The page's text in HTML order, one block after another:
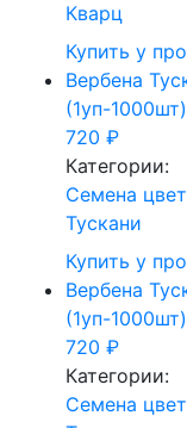
Кварц
Купить у
Вербена
(1уп-
720 ₽
Категории:
Cемена
Тускани
Купить у
Вербена
(1уп-
720 ₽
Категории:
Cемена